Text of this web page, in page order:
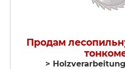
Продам
>